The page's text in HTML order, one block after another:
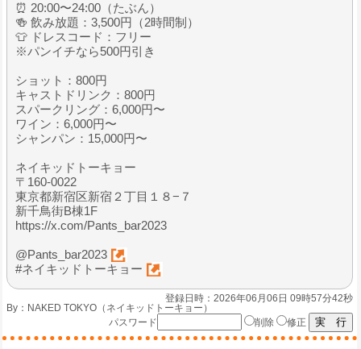
⏰ 20:00〜24:00（たぶん）
🍻 飲み放題：3,500円（2時間制）
👕 ドレスコード：フリー
※パンイチなら500円引き
ショット：800円
キャストドリンク：800円
スパークリング：6,000円〜
ワイン：6,000円〜
シャンパン：15,000円〜
ネイキッドトーキョー
〒160-0022
東京都新宿区新宿２丁目１８−７
新千鳥街B棟1F
https://x.com/Pants_bar2023
@Pants_bar2023
#ネイキッドトーキョー
登録日時：2026年06月06日 09時57分42秒
By： NAKED TOKYO（ネイキッドトーキョー）
パスワード
削除 修正